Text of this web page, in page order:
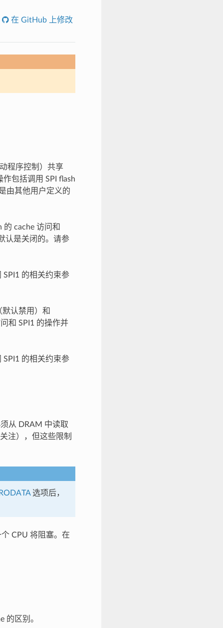
在 GitHub 上修改
程序控制）共享
包括调用 SPI flash
由其他用户定义的
的 cache 访问和
认是关闭的。请参
的相关约束参
默认禁用）和
和 SPI1 的操作并
的相关约束参
从 DRAM 中读取
注），但这些限制
选项后，
CPU 将阻塞。在
的区别。